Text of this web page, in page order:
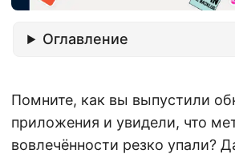
Оглавление
Помните, как вы выпустили
приложения и увидели, что
вовлечённости резко упали?